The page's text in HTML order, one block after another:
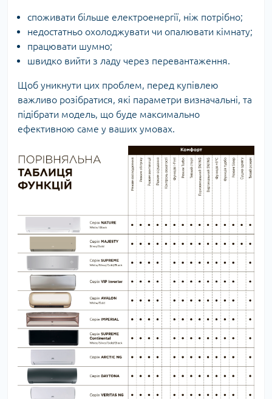
споживати більше електроенергії, ніж потрібно;
недостатньо охолоджувати чи опалювати кімнату;
працювати шумно;
швидко вийти з ладу через перевантаження.
Щоб уникнути цих проблем, перед купівлею
важливо розібратися, які параметри визначальні, та
підібрати модель, що буде максимально
ефективною саме у ваших умовах.